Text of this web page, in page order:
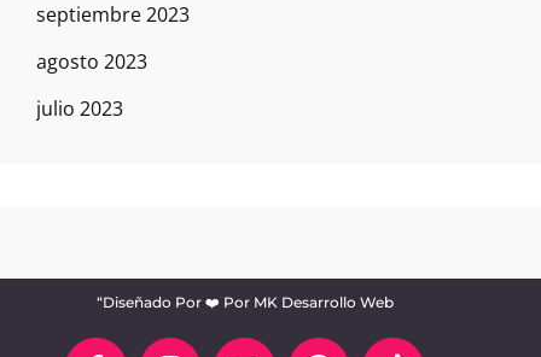
septiembre 2023
agosto 2023
julio 2023
“Diseñado Por ❤️ Por MK Desarrollo Web